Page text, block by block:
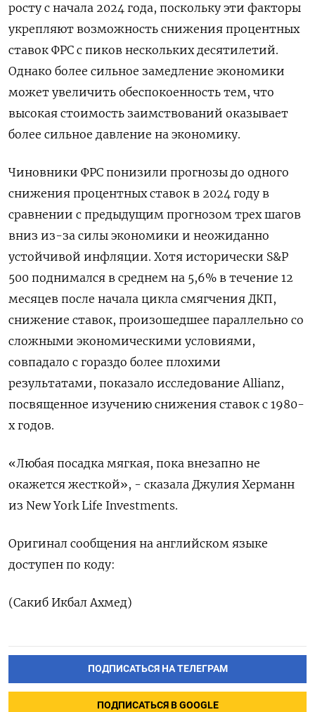
росту с начала 2024 года, поскольку эти факторы
укрепляют возможность снижения процентных
ставок ФРС с пиков нескольких десятилетий.
Однако более сильное замедление экономики
может увеличить обеспокоенность тем, что
высокая стоимость заимствований оказывает
более сильное давление на экономику.
Чиновники ФРС понизили прогнозы до одного
снижения процентных ставок в 2024 году в
сравнении с предыдущим прогнозом трех шагов
вниз из-за силы экономики и неожиданно
устойчивой инфляции. Хотя исторически S&P
500 поднимался в среднем на 5,6% в течение 12
месяцев после начала цикла смягчения ДКП,
снижение ставок, произошедшее параллельно со
сложными экономическими условиями,
совпадало с гораздо более плохими
результатами, показало исследование Allianz,
посвященное изучению снижения ставок с 1980-
х годов.
«Любая посадка мягкая, пока внезапно не
окажется жесткой», - сказала Джулия Херманн
из New York Life Investments.
Оригинал сообщения на английском языке
доступен по коду:
(Сакиб Икбал Ахмед)
ПОДПИСАТЬСЯ НА ТЕЛЕГРАМ
ПОДПИСАТЬСЯ В GOOGLE